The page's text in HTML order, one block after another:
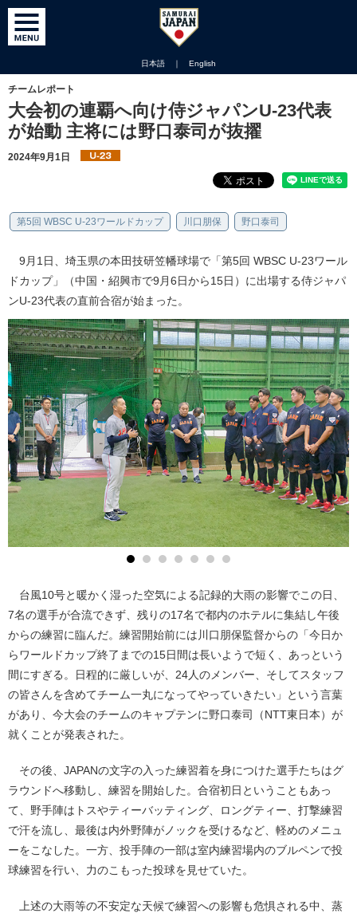
日本語 ｜ English
チームレポート
大会初の連覇へ向け侍ジャパンU-23代表
が始動 主将には野口泰司が抜擢
2024年9月1日
第5回 WBSC U-23ワールドカップ 川口朋保 野口泰司
9月1日、埼玉県の本田技研笠幡球場で「第5回 WBSC U-23ワール
ドカップ」（中国・紹興市で9月6日から15日）に出場する侍ジャパ
ンU-23代表の直前合宿が始まった。
台風10号と暖かく湿った空気による記録的大雨の影響でこの日、
7名の選手が合流できず、残りの17名で都内のホテルに集結し午後
からの練習に臨んだ。練習開始前には川口朋保監督からの「今日か
らワールドカップ終了までの15日間は長いようで短く、あっという
間にすぎる。日程的に厳しいが、24人のメンバー、そしてスタッフ
の皆さんを含めてチーム一丸になってやっていきたい」という言葉
があり、今大会のチームのキャプテンに野口泰司（NTT東日本）が
就くことが発表された。
その後、JAPANの文字の入った練習着を身につけた選手たちはグ
ラウンドへ移動し、練習を開始した。合宿初日ということもあっ
て、野手陣はトスやティーバッティング、ロングティー、打撃練習
で汗を流し、最後は内外野陣がノックを受けるなど、軽めのメニュ
ーをこなした。一方、投手陣の一部は室内練習場内のブルペンで投
球練習を行い、力のこもった投球を見せていた。
上述の大雨等の不安定な天候で練習への影響も危惧される中、蒸